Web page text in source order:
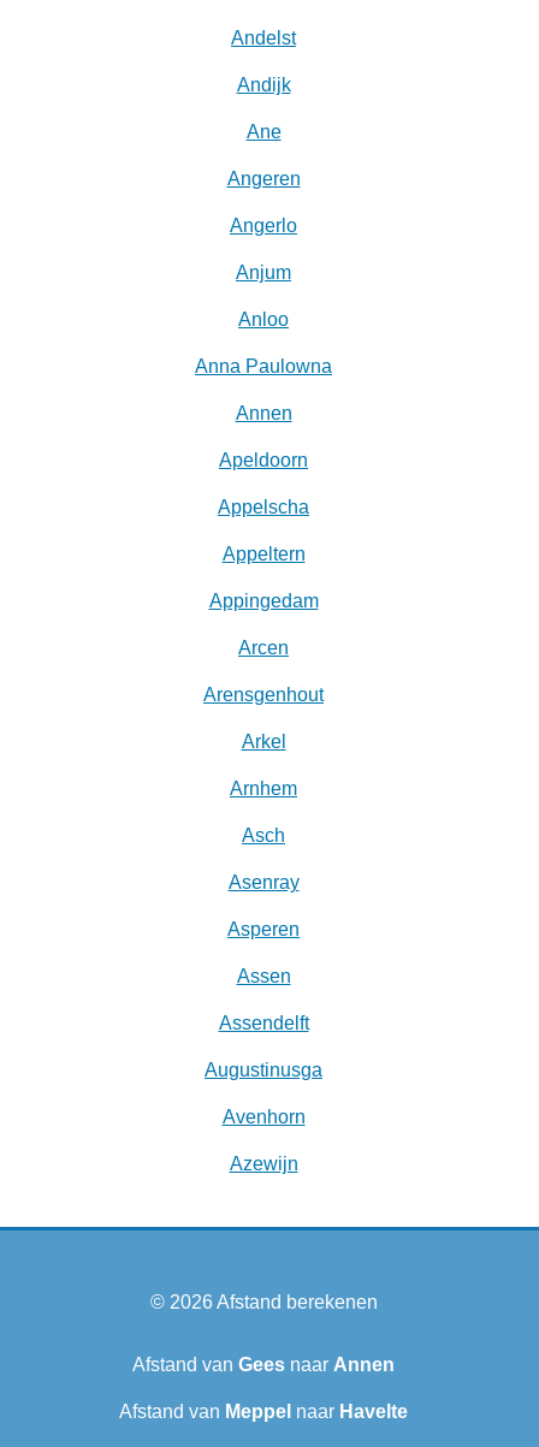
Andelst
Andijk
Ane
Angeren
Angerlo
Anjum
Anloo
Anna Paulowna
Annen
Apeldoorn
Appelscha
Appeltern
Appingedam
Arcen
Arensgenhout
Arkel
Arnhem
Asch
Asenray
Asperen
Assen
Assendelft
Augustinusga
Avenhorn
Azewijn
© 2026Afstand berekenen
Afstand van Gees naar Annen
Afstand van Meppel naar Havelte